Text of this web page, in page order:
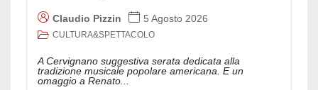
Claudio Pizzin 5 Agosto 2026
CULTURA&SPETTACOLO
A Cervignano suggestiva serata dedicata alla
tradizione musicale popolare americana. E un
omaggio a Renato...